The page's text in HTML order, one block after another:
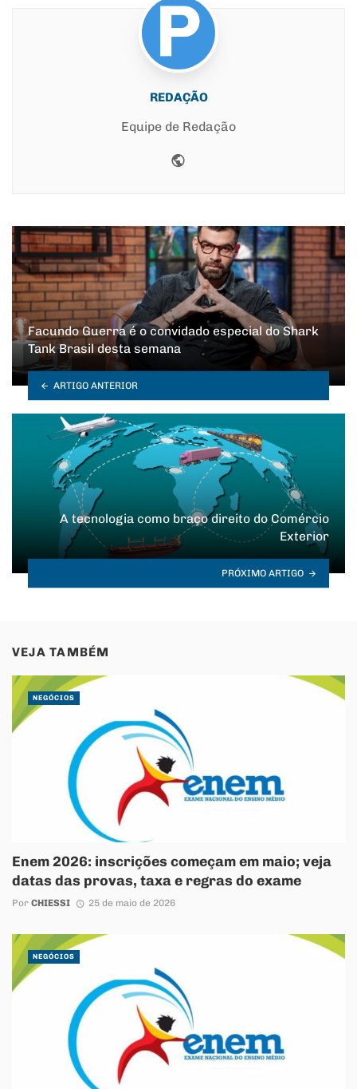
REDAÇÃO
Equipe de Redação
Facundo Guerra é o convidado especial do Shark
Tank Brasil desta semana
ARTIGO ANTERIOR
A tecnologia como braço direito do Comércio
Exterior
PRÓXIMO ARTIGO
VEJA TAMBÉM
Enem 2026: inscrições começam em maio; veja
datas das provas, taxa e regras do exame
Por CHIESSI 25 de maio de 2026
NEGÓCIOS
NEGÓCIOS